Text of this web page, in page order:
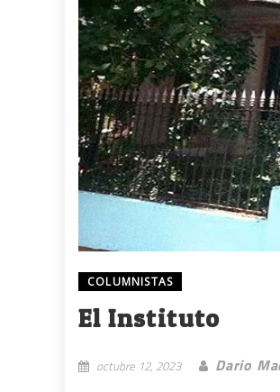
COLUMNISTAS
El Instituto
octubre 12, 2023 Dario